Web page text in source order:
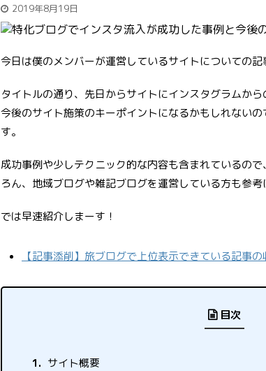
2019年8月19日
今日は僕のメンバーが運営しているサイトについての記
タイトルの通り、先日からサイトにインスタグラムか
今後のサイト施策のキーポイントになるかもしれない
す。
成功事例や少しテクニック的な内容も含まれているの
ろん、地域ブログや雑記ブログを運営している方も参
では早速紹介しまーす！
【記事添削】旅ブログで上位表示できている記事
目次
サイト概要